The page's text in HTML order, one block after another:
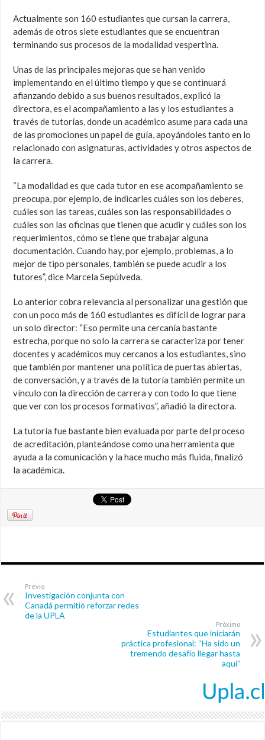
Actualmente son 160 estudiantes que cursan la carrera,
además de otros siete estudiantes que se encuentran
terminando sus procesos de la modalidad vespertina.
Unas de las principales mejoras que se han venido
implementando en el último tiempo y que se continuará
afianzando debido a sus buenos resultados, explicó la
directora, es el acompañamiento a las y los estudiantes a
través de tutorías, donde un académico asume para cada una
de las promociones un papel de guía, apoyándoles tanto en lo
relacionado con asignaturas, actividades y otros aspectos de
la carrera.
“La modalidad es que cada tutor en ese acompañamiento se
preocupa, por ejemplo, de indicarles cuáles son los deberes,
cuáles son las tareas, cuáles son las responsabilidades o
cuáles son las oficinas que tienen que acudir y cuáles son los
requerimientos, cómo se tiene que trabajar alguna
documentación. Cuando hay, por ejemplo, problemas, a lo
mejor de tipo personales, también se puede acudir a los
tutores”, dice Marcela Sepúlveda.
Lo anterior cobra relevancia al personalizar una gestión que
con un poco más de 160 estudiantes es difícil de lograr para
un solo director: “Eso permite una cercanía bastante
estrecha, porque no solo la carrera se caracteriza por tener
docentes y académicos muy cercanos a los estudiantes, sino
que también por mantener una política de puertas abiertas,
de conversación, y a través de la tutoría también permite un
vínculo con la dirección de carrera y con todo lo que tiene
que ver con los procesos formativos”, añadió la directora.
La tutoría fue bastante bien evaluada por parte del proceso
de acreditación, planteándose como una herramienta que
ayuda a la comunicación y la hace mucho más fluida, finalizó
la académica.
Previo
Investigación conjunta con
Canadá permitió reforzar redes
de la UPLA
Próximo
Estudiantes que iniciarán
práctica profesional: “Ha sido un
tremendo desafío llegar hasta
aquí”